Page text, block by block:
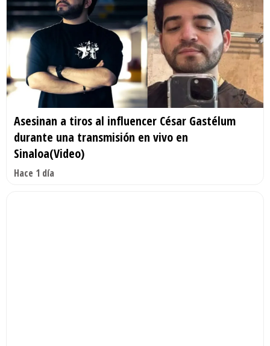
Asesinan a tiros al influencer César Gastélum
durante una transmisión en vivo en
Sinaloa(Video)
Hace 1 día